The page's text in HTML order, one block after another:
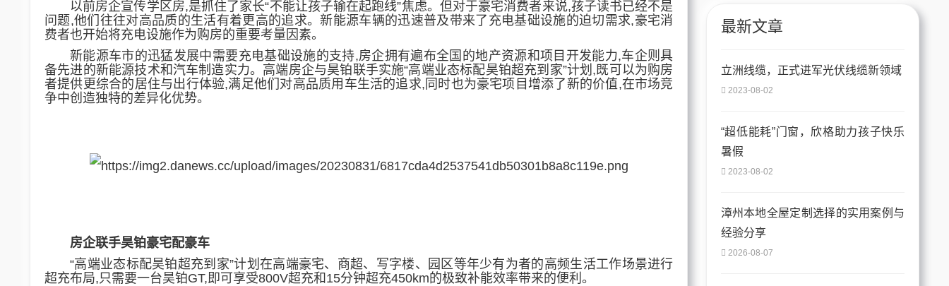
以前房企宣传学区房,是抓住了家长“不能让孩子输在起跑线”焦虑。 但对于豪宅消费者来说,孩子读书已经不是
问题,他们往往对高品质的生活有着更高的追求。新能源车辆的迅速普及带来了充电基础设施的迫切需求,豪宅消
费者也开始将充电设施作为购房的重要考量因素。
新能源车市 的迅猛发展中需要充电基础设施的支持,房企拥有遍布全国 的地产资源和项目开发能力,车企则具
备先进的新能源技术和汽车制造实力。 高端房企与昊铂联手实施“高端业态标配昊铂超充到家”计划 ,既可以为购房
者提供更综合的居住与出行体验,满足他们 对高品质用车生活的追求,同时也为豪宅项目增添了新的价值,在市场竞
争中创造独特的差异化优势。
房企联手昊铂豪宅配豪车
“高端业态标配昊铂超充到家”计划 在高端豪宅、商超、写字楼、园区等年少有为者的高频生活工作场景进行
超充布局,只需要一台昊铂GT, 即可享受800V超充和15分钟超充450km的极致补能效率带来的便利 。
最新文章
立洲线缆，正式进军光伏线缆新领域
2023-08-02
“超低能耗”门窗，欣格助力孩子快乐
暑假
2023-08-02
漳州本地全屋定制选择的实用案例与
经验分享
2026-08-07